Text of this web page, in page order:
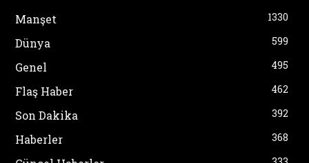
Manşet 1330
Dünya 599
Genel 495
Flaş Haber 462
Son Dakika 392
Haberler 368